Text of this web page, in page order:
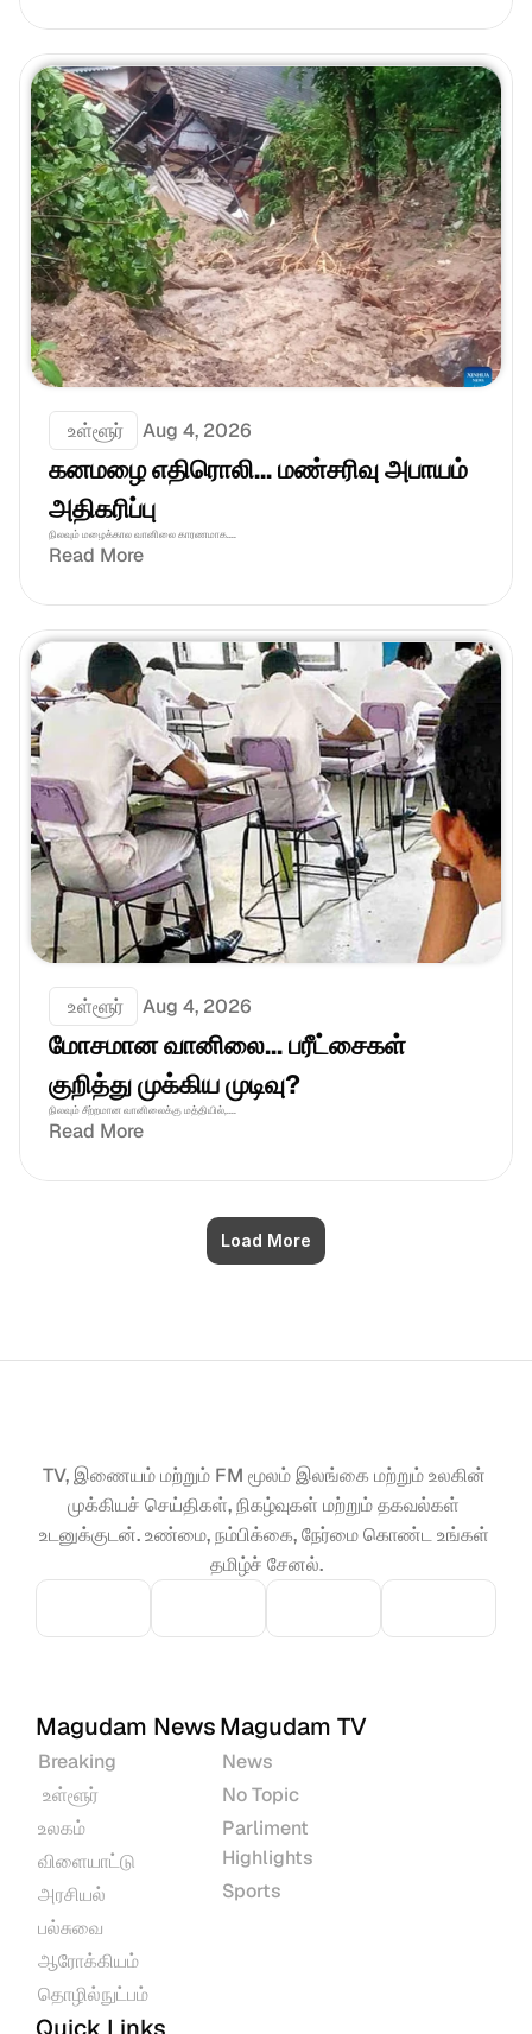
உள்ளூர் Aug 4, 2026
கனமழை எதிரொலி... மண்சரிவு அபாயம்
அதிகரிப்பு
நிலவும் மழைக்கால வானிலை காரணமாக....
Read More
உள்ளூர் Aug 4, 2026
மோசமான வானிலை... பரீட்சைகள்
குறித்து முக்கிய முடிவு?
நிலவும் சீற்றமான வானிலைக்கு மத்தியில்,....
Read More
Load More
TV, இணையம் மற்றும் FM மூலம் இலங்கை மற்றும் உலகின்
முக்கியச் செய்திகள், நிகழ்வுகள் மற்றும் தகவல்கள்
உடனுக்குடன். உண்மை, நம்பிக்கை, நேர்மை கொண்ட உங்கள்
தமிழ்ச் சேனல்.
Magudam News
Breaking
உள்ளூர்
உலகம்
விளையாட்டு
அரசியல்
பல்சுவை
ஆரோக்கியம்
தொழில்நுட்பம்
Magudam TV
News
No Topic
Parliment
Highlights
Sports